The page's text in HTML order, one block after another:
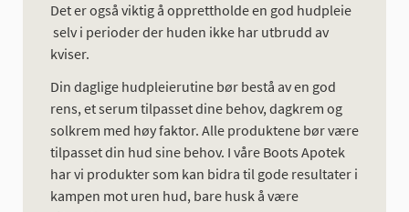
Det er også viktig å opprettholde en god hudpleie
selv i perioder der huden ikke har utbrudd av
kviser.
Din daglige hudpleierutine bør bestå av en god
rens, et serum tilpasset dine behov, dagkrem og
solkrem med høy faktor. Alle produktene bør være
tilpasset din hud sine behov. I våre Boots Apotek
har vi produkter som kan bidra til gode resultater i
kampen mot uren hud, bare husk å være